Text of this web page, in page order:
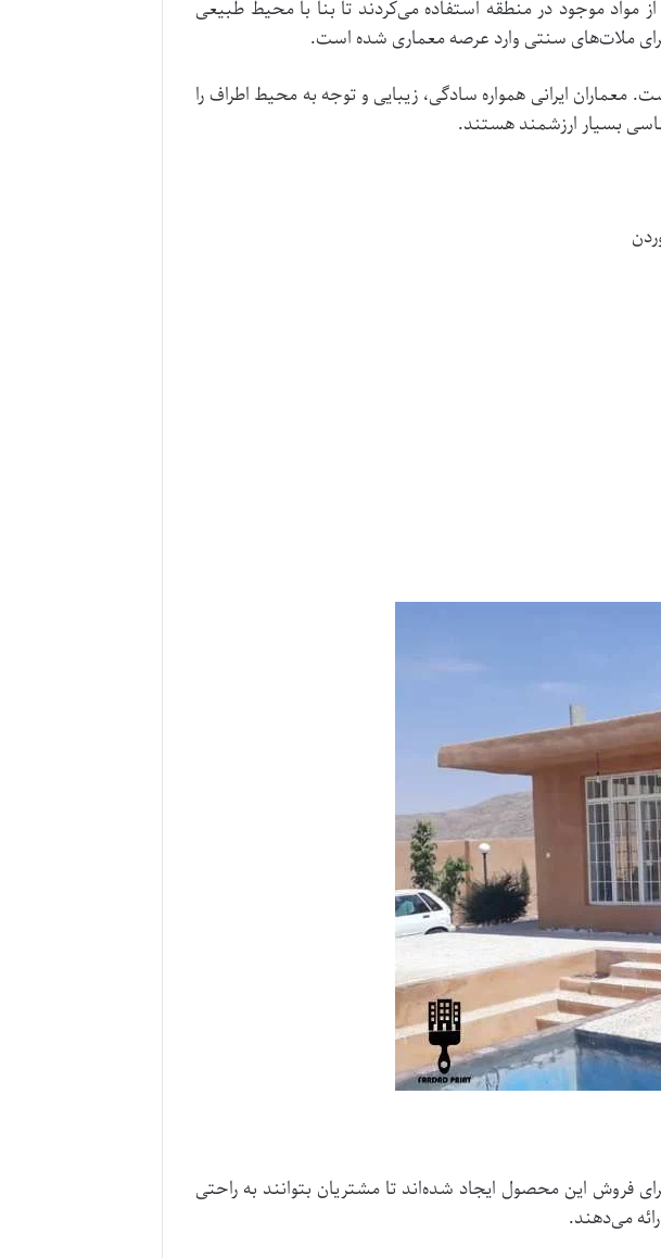
موجود در منطقه استفاده می‌کردند تا بنا با محیط طبیعی
ملات‌های سنتی وارد عرصه معماری شده است.
ایرانی همواره سادگی، زیبایی و توجه به محیط اطراف را
بسیار ارزشمند هستند.
فروش این محصول ایجاد شده‌اند تا مشتریان بتوانند به راحتی
می‌دهند.